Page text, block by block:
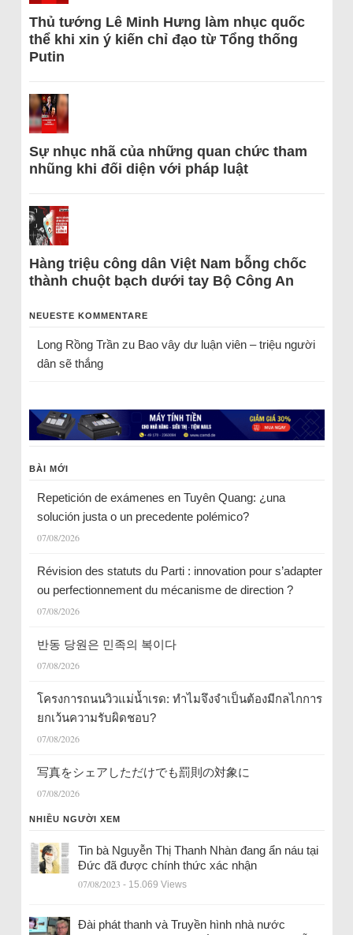
Thủ tướng Lê Minh Hưng làm nhục quốc
thể khi xin ý kiến chỉ đạo từ Tổng thống
Putin
Sự nhục nhã của những quan chức tham
nhũng khi đối diện với pháp luật
Hàng triệu công dân Việt Nam bỗng chốc
thành chuột bạch dưới tay Bộ Công An
NEUESTE KOMMENTARE
Long Rồng Trầnzu Bao vây dư luận viên – triệu người
dân sẽ thắng
BÀI MỚI
Repetición de exámenes en Tuyên Quang: ¿una
solución justa o un precedente polémico?
07/08/2026
Révision des statuts du Parti : innovation pour s’adapter
ou perfectionnement du mécanisme de direction ?
07/08/2026
반동 당원은 민족의 복이다
07/08/2026
โครงการถนนวิวแม่น้ำเรด: ทำไมจึงจำเป็นต้องมีกลไกการ
ยกเว้นความรับผิดชอบ?
07/08/2026
写真をシェアしただけでも罰則の対象に
07/08/2026
NHIỀU NGƯỜI XEM
Tin bà Nguyễn Thị Thanh Nhàn đang ẩn náu tại
Đức đã được chính thức xác nhận
07/08/2023 - 15.069 Views
Đài phát thanh và Truyền hình nhà nước